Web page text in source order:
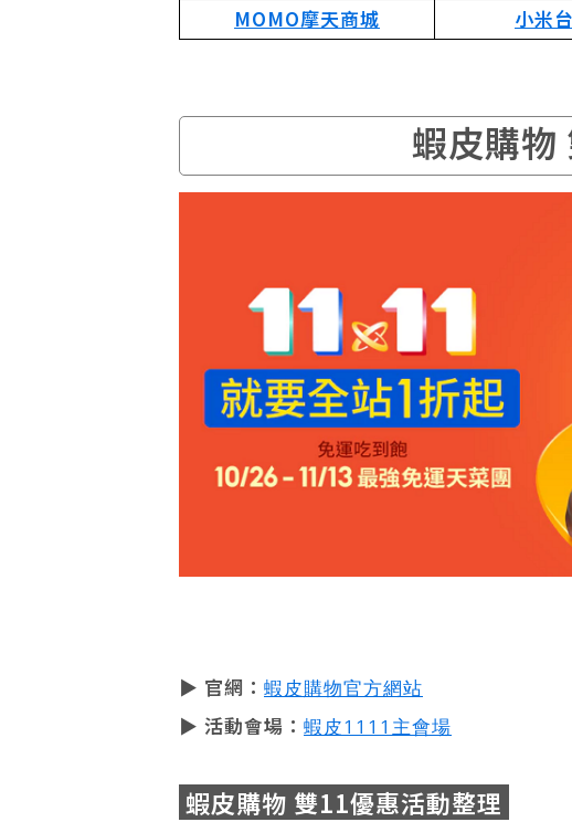
MOMO摩天商城
小米
蝦皮購物
▶ 官網： 蝦皮購物官方網站
▶ 活動會場： 蝦皮1111主會場
蝦皮購物 雙11優惠活動整理